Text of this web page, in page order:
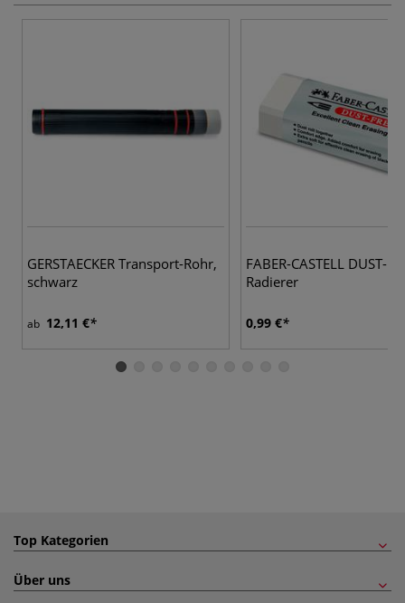
GERSTAECKER Transport-Rohr,
schwarz
ab 12,11 €
FABER-CASTELL DUST-
Radierer
0,99 €
Top Kategorien
Über uns